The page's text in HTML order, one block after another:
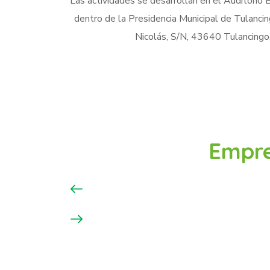
dentro de la Presidencia Municipal de
Nicolás, S/N, 43640